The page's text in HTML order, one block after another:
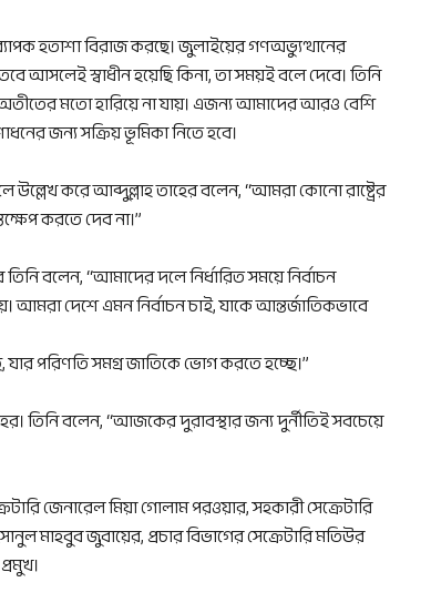
হতাশা বিরাজ করছে। জুলাইয়ের গণঅভ্যুত্থানের
আসলেই স্বাধীন হয়েছি কিনা, তা সময়ই বলে দেবে। তিনি
মতো হারিয়ে না যায়। এজন্য আমাদের আরও বেশি
জন্য সক্রিয় ভূমিকা নিতে হবে।
উল্লেখ করে আব্দুল্লাহ তাহের বলেন, “আমরা কোনো রাষ্ট্রের
করতে দেব না।”
বলেন, “আমাদের দলে নির্ধারিত সময়ে নির্বাচন
আমরা দেশে এমন নির্বাচন চাই, যাকে আন্তর্জাতিকভাবে
যার পরিণতি সমগ্র জাতিকে ভোগ করতে হচ্ছে।”
তিনি বলেন, “আজকের দুরাবস্থার জন্য দুর্নীতিই সবচেয়ে
জেনারেল মিয়া গোলাম পরওয়ার, সহকারী সেক্রেটারি
মাহবুব জুবায়ের, প্রচার বিভাগের সেক্রেটারি মতিউর